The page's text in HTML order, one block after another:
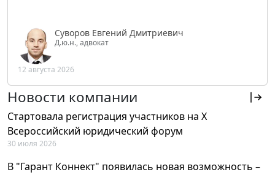
Суворов Евгений Дмитриевич
Д.ю.н., адвокат
12 августа 2026
Новости компании
Стартовала регистрация участников на X
Всероссийский юридический форум
30 июля 2026
В "Гарант Коннект" появилась новая возможность –